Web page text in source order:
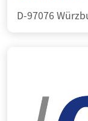
D-97076